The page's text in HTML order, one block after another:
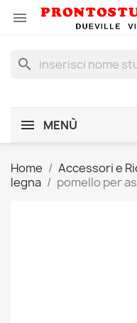

search
MENÙ
Home Accessori e
legna
pomello per